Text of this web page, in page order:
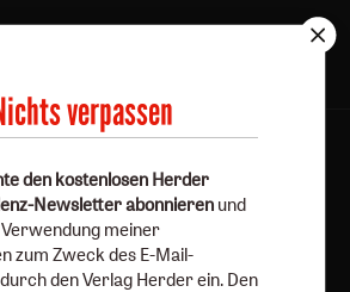
Impressum
Abo online kündigen
verpassen
den kostenlosen Herder
Newsletter abonnieren und
meiner
zum Zweck des E-Mail-
den Verlag Herder ein. Den